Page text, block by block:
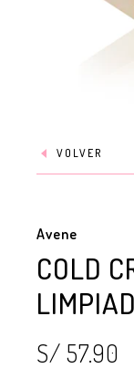
VOLVER
Avene
COLD
S/ 57.90